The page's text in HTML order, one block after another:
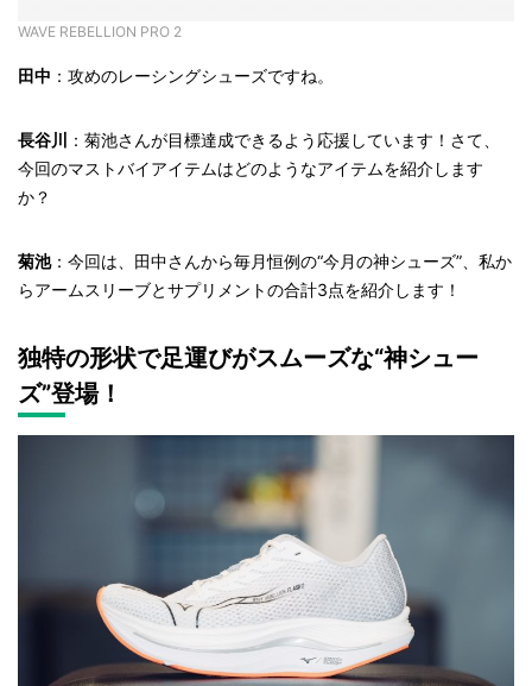
WAVE REBELLION PRO 2
田中 ：攻めのレーシングシューズですね。
長谷川
：菊池さんが目標達成できるよう応援しています！さて、
今回のマストバイアイテムはどのようなアイテムを紹介します
か？
菊池：今回は、田中さんから毎月恒例の“今月の神シューズ”、私か
らアームスリーブとサプリメントの合計3点を紹介します！
独特の形状で足運びがスムーズな“神シュー
ズ”登場！